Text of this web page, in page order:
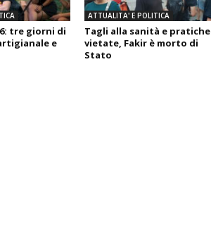
tre giorni di
e
ATTUALITA' E POLITICA
Tagli alla sanità e pratiche
vietate, Fakir è morto di
Stato